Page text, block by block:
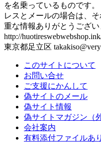
を名乗っているものです
レスとメールの場合は、
重な情報ありがとうござい
http://
東京都足立区
このサイトについて
お問い合せ
ご支援にかんして
偽サイトのメール
偽サイト情報
偽サイトマガジン（
会社案内
有料添付ファイルあり